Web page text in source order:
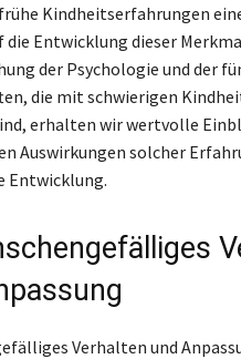
Kindheitserfahrungen
die Entwicklung dieser
der Psychologie und der
die mit schwierigen
erhalten wir wertvolle
Auswirkungen solcher
Entwicklung.
Verhalten und